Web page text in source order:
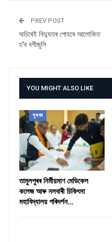
PREV POST
অচিৰেই বিদ্যুতৰ পোহৰে আলোকিত
হ’ব বগীজুলি
YOU MIGHT ALSO LIKE
সুখবৰ
তামুলপুৰৰ নিৰ্মীয়মাণ মেডিকেল
কলেজ আৰু নলবাৰী চিকিৎসা
মহাবিদ্যালয় পৰিদৰ্শন…